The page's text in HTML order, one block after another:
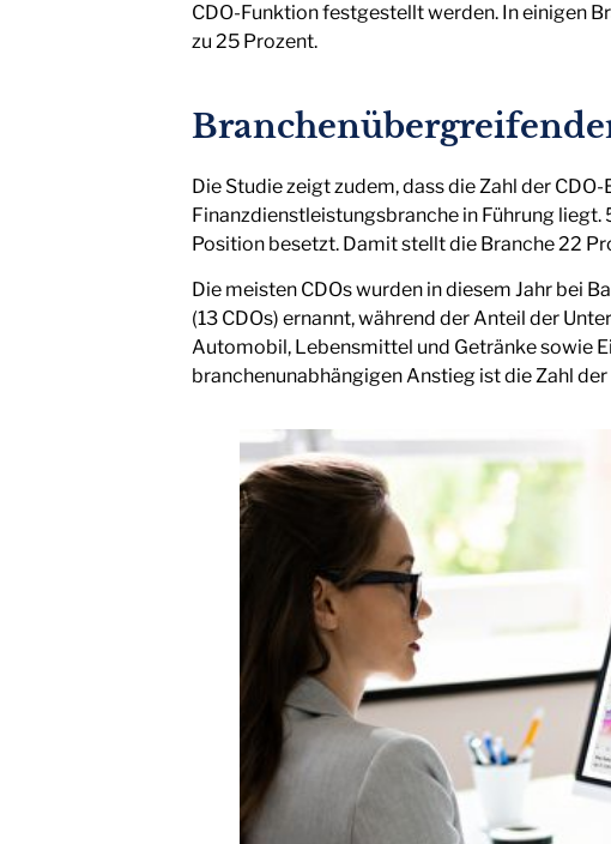
CDO-Funktion festgestellt werden. In einigen
zu 25 Prozent.
Die Studie zeigt zudem, dass die Zahl der
Finanzdienstleistungsbranche in Führung
Position besetzt. Damit stellt die Branche 22
Die meisten CDOs wurden in diesem Jahr bei
(13 CDOs) ernannt, während der Anteil der
Automobil, Lebensmittel und Getränke sowie
branchenunabhängigen Anstieg ist die Zahl